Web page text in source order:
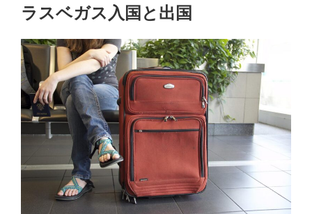
稿
日:
ラスベガス入国と出国